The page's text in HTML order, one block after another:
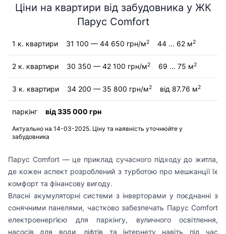
Ціни на квартири від забудовника у ЖК
Парус Comfort
1 к. квартири 31 100 — 44 650 грн/м2 44 ... 62 м2
2 к. квартири 30 350 — 42 100 грн/м2 69 ... 75 м2
3 к. квартири 34 200 — 35 800 грн/м2 від 87.76 м2
паркінг від 335 000 грн
Актуально на 14-03-2025. Ціну та наявність уточнюйте у
забудовника
Парус Comfort — це приклад сучасного підходу до житла,
де кожен аспект розроблений з турботою про мешканції їх
комфорт та фінансову вигоду.
Власні акумуляторні системи з інверторами у поєднанні з
сонячними панелями, частково забезпечать Парус Comfort
електроенергією для паркінгу, вуличного освітлення,
насосів для води, ліфтів та інтернету навіть під час